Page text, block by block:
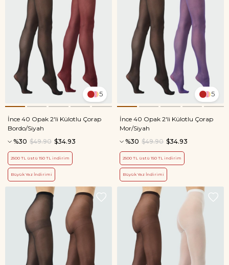
5
İnce 40 Opak 2'li Külotlu Çorap
Bordo/Siyah
%30
$34.93
$49.90
2500 TL üstü 150 TL indirim
Büyük Yaz İndirimi
5
İnce 40 Opak 2'li Külotlu Çorap
Mor/Siyah
%30
$34.93
$49.90
2500 TL üstü 150 TL indirim
Büyük Yaz İndirimi